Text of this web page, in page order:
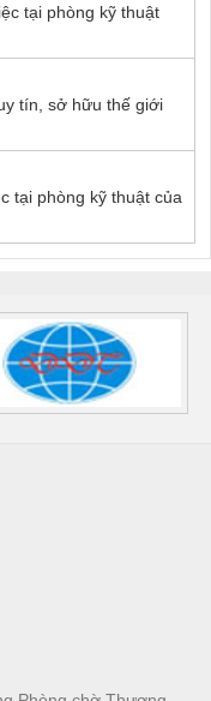
tại phòng kỹ thuật
tín, sở hữu thế giới
tại phòng kỹ thuật của